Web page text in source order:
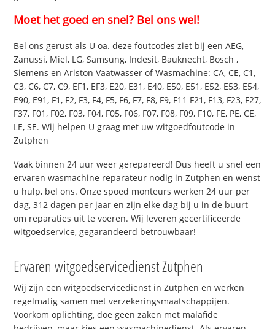
Moet het goed en snel? Bel ons wel!
Bel ons gerust als U oa. deze foutcodes ziet bij een AEG,
Zanussi, Miel, LG, Samsung, Indesit, Bauknecht, Bosch ,
Siemens en Ariston Vaatwasser of Wasmachine: CA, CE, C1,
C3, C6, C7, C9, EF1, EF3, E20, E31, E40, E50, E51, E52, E53, E54,
E90, E91, F1, F2, F3, F4, F5, F6, F7, F8, F9, F11 F21, F13, F23, F27,
F37, F01, F02, F03, F04, F05, F06, F07, F08, F09, F10, FE, PE, CE,
LE, SE. Wij helpen U graag met uw witgoedfoutcode in
Zutphen
Vaak binnen 24 uur weer gerepareerd! Dus heeft u snel een
ervaren wasmachine reparateur nodig in Zutphen en wenst
u hulp, bel ons. Onze spoed monteurs werken 24 uur per
dag, 312 dagen per jaar en zijn elke dag bij u in de buurt
om reparaties uit te voeren. Wij leveren gecertificeerde
witgoedservice, gegarandeerd betrouwbaar!
Ervaren witgoedservicedienst Zutphen
Wij zijn een witgoedservicedienst in Zutphen en werken
regelmatig samen met verzekeringsmaatschappijen.
Voorkom oplichting, doe geen zaken met malafide